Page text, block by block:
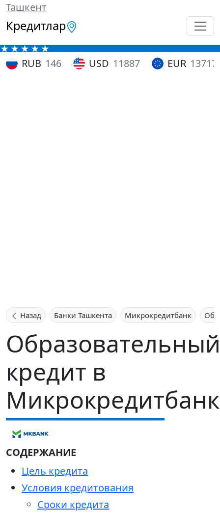
Ташкент
Кредитлар
RUB 146 USD 11887 EUR 13717
Назад Банки Ташкента Микрокредитбанк
Образовательный
кредит в
СОДЕРЖАНИЕ
Цель кредита
Условия кредитования
Сроки кредита